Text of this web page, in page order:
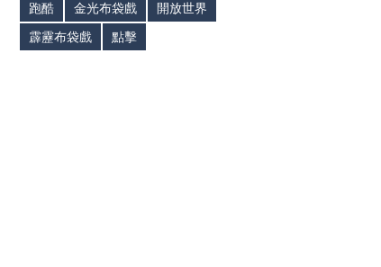
跑酷
金光布袋戲
開放世界
霹靂布袋戲
點擊